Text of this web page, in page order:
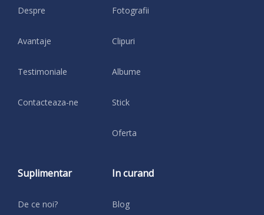
Despre
Avantaje
Testimoniale
Contacteaza-ne
Fotografii
Clipuri
Albume
Stick
Oferta
Suplimentar
De ce noi?
In curand
Blog